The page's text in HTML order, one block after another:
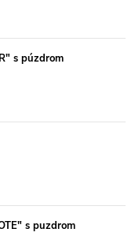
s púzdrom
s puzdrom